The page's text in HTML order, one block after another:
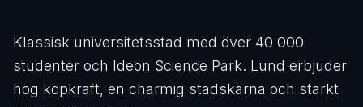
Klassisk universitetsstad med över 40 000
studenter och Ideon Science Park. Lund erbjuder
hög köpkraft, en charmig stadskärna och starkt